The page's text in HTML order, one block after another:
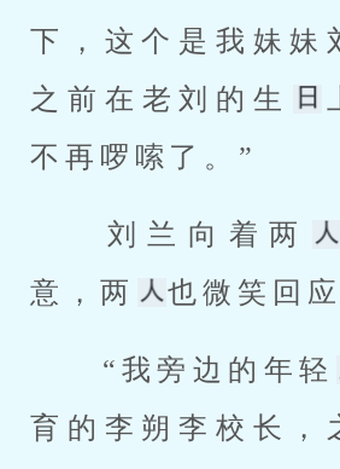
下，这个是我妹妹
之前在老刘的生
不再啰嗦了。”
刘兰向着两
意，两
也微笑回
“我旁边的年轻
育的李朔李校长，